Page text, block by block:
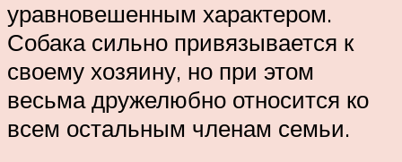
уравновешенным характером.
Собака сильно привязывается к
своему хозяину, но при этом
весьма дружелюбно относится ко
всем остальным членам семьи.